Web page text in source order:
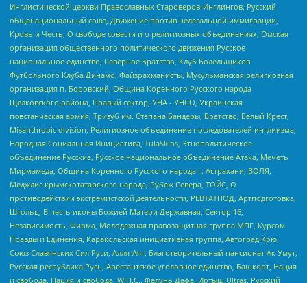
Инглистической церкви Православных Староверов-Инглингов, Русский
общенациональный союз, Движение против нелегальной иммиграции,
Кровь и Честь, О свободе совести и о религиозных объединениях, Омская
организация общественного политического движения Русское
национальное единство, Северное Братство, Клуб Болельщиков
Футбольного Клуба Динамо, Файзрахманисты, Мусульманская религиозная
организация п. Боровский, Община Коренного Русского народа
Щелковского района, Правый сектор, УНА - УНСО, Украинская
повстанческая армия, Тризуб им. Степана Бандеры, Братство, Белый Крест,
Misanthropic division, Религиозное объединение последователей инглиизма,
Народная Социальная Инициатива, TulaSkins, Этнополитическое
объединение Русские, Русское национальное объединение Атака, Мечеть
Мирмамеда, Община Коренного Русского народа г. Астрахани, ВОЛЯ,
Меджлис крымскотатарского народа, Рубеж Севера, ТОЙС, О
противодействии экстремистской деятельности, РЕВТАТПОД, Артподготовка,
Штольц, В честь иконы Божией Матери Державная, Сектор 16,
Независимость, Фирма, Молодежная правозащитная группа МПГ, Курсом
Правды и Единения, Каракольская инициативная группа, Автоград Крю,
Союз Славянских Сил Руси, Алля-Аят, Благотворительный пансионат Ак Умут,
Русская республика Русь, Арестантское уголовное единство, Башкорт, Нация
и свобода, Нация и свобода, W.H.С., Фалунь Дафа, Иртыш Ultras, Русский